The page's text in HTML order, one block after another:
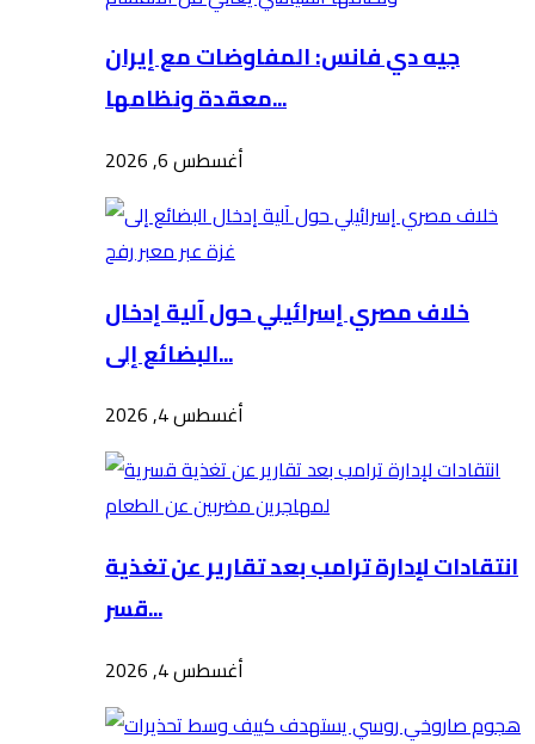
جيه دي فانس: المفاوضات مع إيران
معقدة ونظامها...
أغسطس 6, 2026
خلاف مصري إسرائيلي حول آلية إدخال
البضائع إلى...
أغسطس 4, 2026
انتقادات لإدارة ترامب بعد تقارير عن تغذية
قسر...
أغسطس 4, 2026